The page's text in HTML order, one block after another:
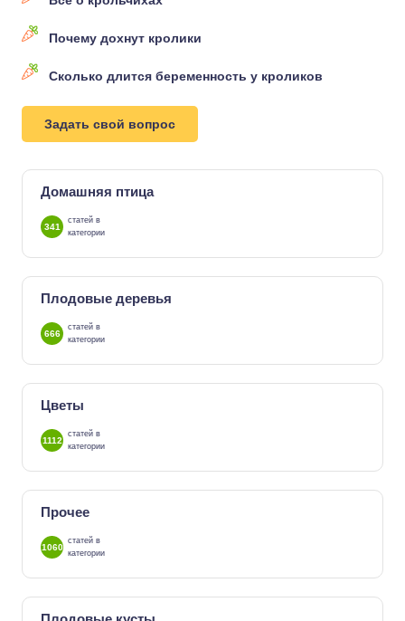
Почему дохнут кролики
Сколько длится беременность у кроликов
Задать свой вопрос
Домашняя птица
341
статей в
категории
Плодовые деревья
666
статей в
категории
Цветы
1112
статей в
категории
Прочее
1060
статей в
категории